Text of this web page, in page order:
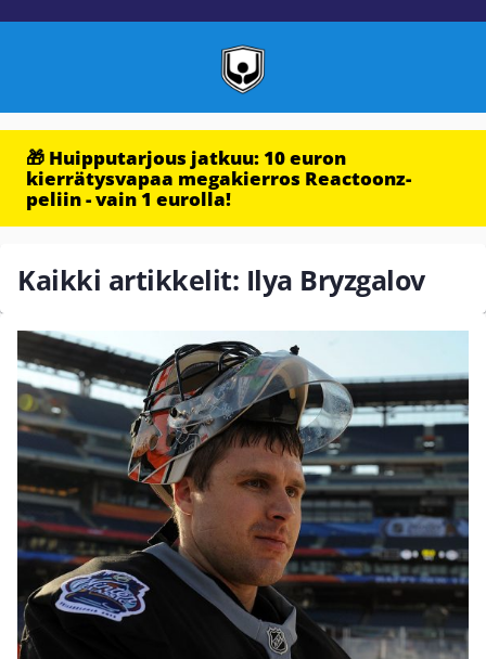
🎁 Huipputarjous jatkuu: 10 euron
kierrätysvapaa megakierros Reactoonz-
peliin - vain 1 eurolla!
Kaikki artikkelit: Ilya Bryzgalov